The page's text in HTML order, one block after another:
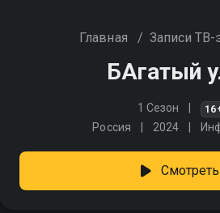
Главная / Записи
БАгатый
1 Сезон
Россия 2024
Смотреть